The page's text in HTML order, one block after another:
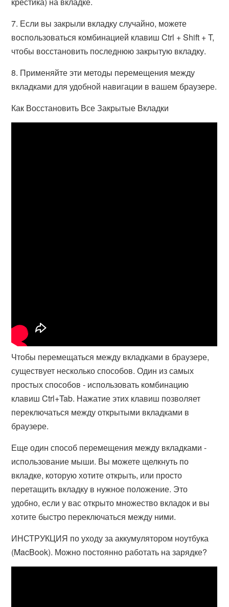
7. Если вы закрыли вкладку случайно, можете
воспользоваться комбинацией клавиш Ctrl + Shift + T,
чтобы восстановить последнюю закрытую вкладку.
8. Применяйте эти методы перемещения между
вкладками для удобной навигации в вашем браузере.
Как Восстановить Все Закрытые Вкладки
Чтобы перемещаться между вкладками в браузере,
существует несколько способов. Один из самых
простых способов - использовать комбинацию
клавиш Ctrl+Tab. Нажатие этих клавиш позволяет
переключаться между открытыми вкладками в
браузере.
Еще один способ перемещения между вкладками -
использование мыши. Вы можете щелкнуть по
вкладке, которую хотите открыть, или просто
перетащить вкладку в нужное положение. Это
удобно, если у вас открыто множество вкладок и вы
хотите быстро переключаться между ними.
ИНСТРУКЦИЯ по уходу за аккумулятором ноутбука
(MacBook). Можно постоянно работать на зарядке?